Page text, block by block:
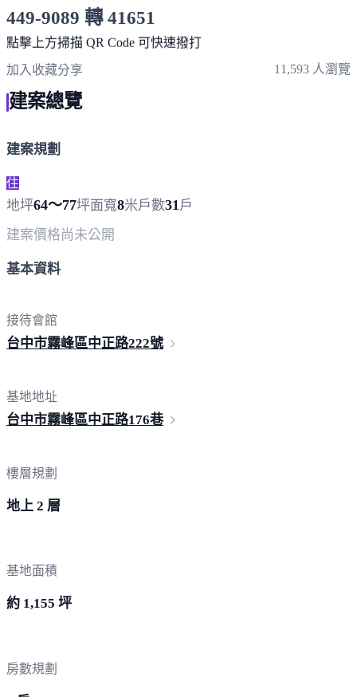
449-9089 轉 41651
點擊上方掃描 QR Code 可快速撥打
加入收藏分享 11,593 人瀏覽
建案總覽
建案規劃
住
地坪64～77坪面寬8米戶數31 戶
建案價格尚未公開
基本資料
接待會館
台中市霧峰區中正路222號
基地地址
台中市霧峰區中正路176巷
樓層規劃
地上 2 層
基地面積
約 1,155 坪
房數規劃